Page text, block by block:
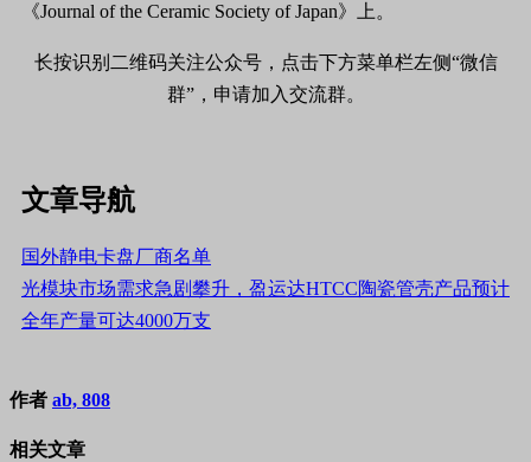
《Journal of the Ceramic Society of Japan》上。
长按识别二维码关注公众号，点击下方菜单栏左侧“微信
群”，申请加入交流群。
文章导航
国外静电卡盘厂商名单
光模块市场需求急剧攀升，盈运达HTCC陶瓷管壳产品预计
全年产量可达4000万支
作者 ab, 808
相关文章